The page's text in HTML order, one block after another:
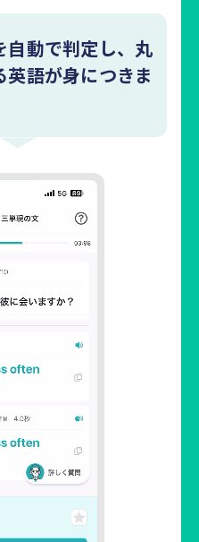
動で判定し、丸
語が身につきま